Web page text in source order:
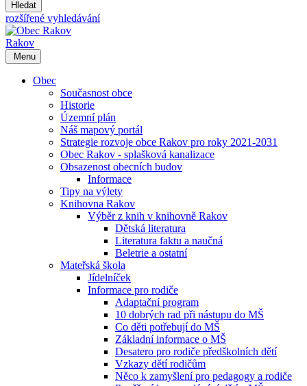
Hledat
rozšířené vyhledávání
Rakov
Menu
Obec
Současnost obce
Historie
Územní plán
Náš mapový portál
Strategie rozvoje obce Rakov pro roky 2021-2031
Obec Rakov - splašková kanalizace
Obsazenost obecních budov
Informace
Tipy na výlety
Knihovna Rakov
Výběr z knih v knihovně Rakov
Dětská literatura
Literatura faktu a naučná
Beletrie a ostatní
Mateřská škola
Jídelníček
Informace pro rodiče
Adaptační program
10 dobrých rad při nástupu do MŠ
Co děti potřebují do MŠ
Základní informace o MŠ
Desatero pro rodiče předškolních dětí
Vzkazy dětí rodičům
Něco k zamyšlení pro pedagogy a rodiče